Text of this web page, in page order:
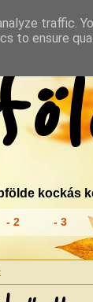
kockás
- 2 - 3
traffic.
to ensure